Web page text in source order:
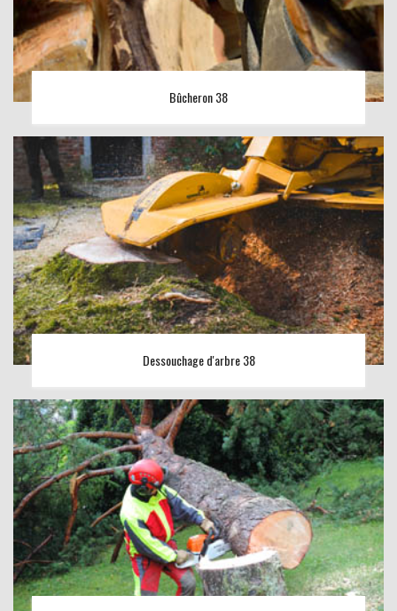
Bûcheron 38
Dessouchage d'arbre 38